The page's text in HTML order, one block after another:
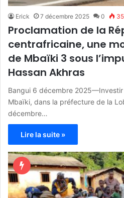
Erick 7 décembre 2025 0
Proclamation de la
centrafricaine, une
de Mbaïki 3 sous
Hassan Akhras
Bangui 6 décembre
Mbaïki, dans la préfecture de la
décembre…
Lire la suite »